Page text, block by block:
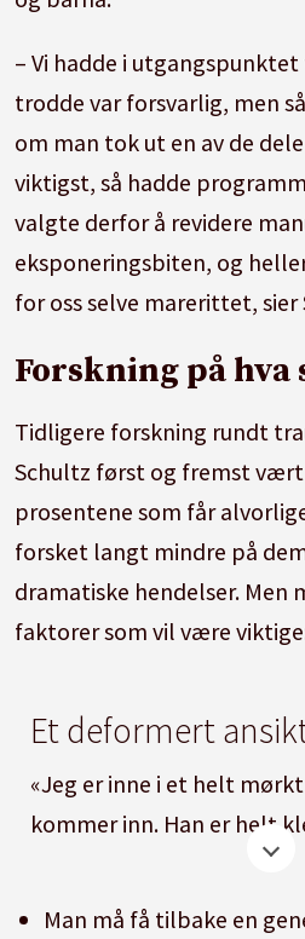
– Vi hadde i
trodde var forsvarlig, men
om man tok ut en av de
viktigst, så hadde
valgte derfor å revidere
eksponeringsbiten, og
for oss selve marerittet, sier
Forskning på
Tidligere forskning rundt
Schultz først og fremst
prosentene som får
forsket langt mindre på
dramatiske hendelser. Men
faktorer som vil være
Et deformert
«Jeg er inne i et helt
kommer inn. Han er helt
skyggen hans er synlig.
ut, og er på en eller
Man må få tilbake en